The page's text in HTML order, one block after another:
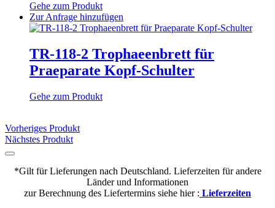
der
Produktseite
gewählt
werden
Gehe zum Produkt
Zur Anfrage hinzufügen
Produkt
mehrere
Varianten
auf.
TR-118-2 Trophaeenbrett für
Praeparate Kopf-Schulter
Gehe zum Produkt
Vorheriges Produkt
Nächstes Produkt
*Gilt für Lieferungen nach Deutschland. Lieferzeiten für andere
Länder und Informationen
zur Berechnung des Liefertermins siehe hier : Lieferzeiten